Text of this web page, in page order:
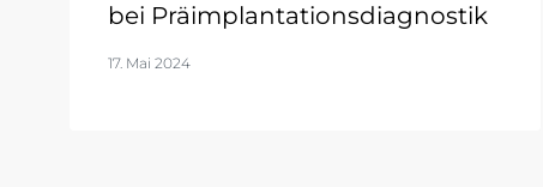
bei Präimplantationsdiagnostik
17. Mai 2024